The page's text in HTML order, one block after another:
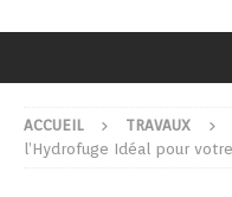
ACCUEIL TRAVAUX
l’Hydrofuge Idéal pour